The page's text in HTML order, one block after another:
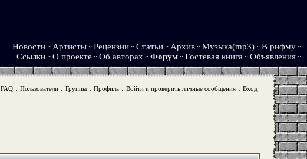
Новости :: Артисты :: Рецензии :: Статьи :: Архив :: Музыка(mp3) :: В рифму ::
Ссылки :: О проекте :: Об авторах :: Форум :: Гостевая книга :: Объявления ::
FAQ: Пользователи: Группы: Профиль: Войти и проверить личные сообщения: Вход